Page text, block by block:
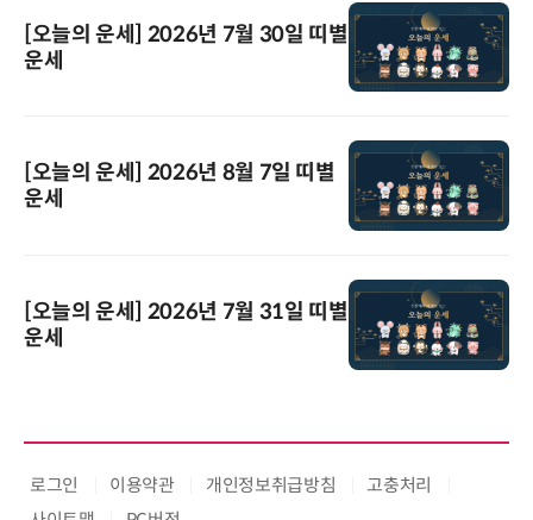
[오늘의 운세] 2026년 7월 30일 띠별
운세
[오늘의 운세] 2026년 8월 7일 띠별
운세
[오늘의 운세] 2026년 7월 31일 띠별
운세
로그인 이용약관 개인정보취급방침
고충처리